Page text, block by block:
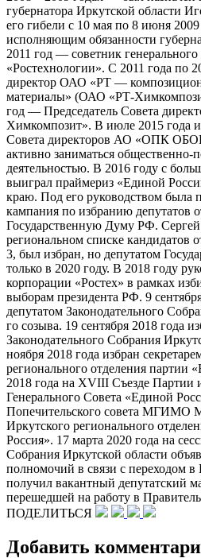
губернатора Иркутской области
его гибели с 10 мая по 8 июня
исполняющим обязанности
2011 год — советник
«Ростехнологии». С 2011 года по
директор ОАО «РТ —
материалы» (ОАО «РТ-
год — Председатель Совета
Химкомпозит». В июле 2015 года
Совета директоров АО «ОПК
активно заниматься общественно-
деятельностью. В 2016 году с
выиграл праймериз «Единой
краю. Под его руководством была
кампания по избранию депутатов
Государственную Думу РФ.
региональном списке
3, был избран, но депутатом
только в 2020 году. В 2018 году
корпорации «Ростех» в рамках
выборам президента РФ. 9
депутатом Законодательного
го созыва. 19 сентября 2018 года
Законодательного Собрания
ноября 2018 года избран
регионального отделения партии
2018 года на XVIII Съезде Партии
Генерального Совета «Единой
Попечительского совета МГИМО
Иркутского регионального
Россия». 17 марта 2020 года на
Собрания Иркутской области
полномочий в связи с переходом
получил вакантный депутатский
перешедшей на работу в
ПОДЕЛИТЬСЯ
Добавить